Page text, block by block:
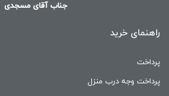
جناب آقای مسجدی
راهنمای خرید
پرداخت
پرداخت وجه درب منزل